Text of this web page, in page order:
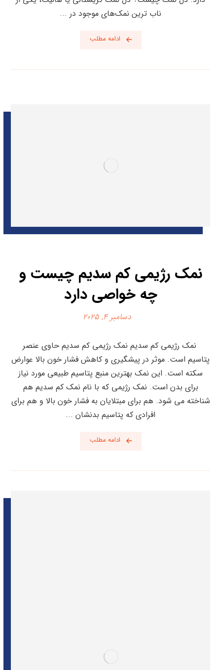
ناب ترین نمک‌های موجود در ...
ادامه مطلب
نمک رژیمی کم سدیم چیست و
چه خواصی دارد
دسامبر 4, 2025
نمک رژیمی کم سدیم نمک رژیمی کم سدیم حاوی عنصر
پتاسیم است. موثر در پیشگیری و کاهش فشار خون بالا عوارض
سکته است. این نمک بهترین منبع پتاسیم طبیعی مورد نیاز
برای بدن است. نمک رژیمی که با نام نمک کم سدیم هم
شناخته می شود. هم برای مبتلایان به فشار خون بالا و هم برای
افرادی که پتاسیم بدنشان ...
ادامه مطلب